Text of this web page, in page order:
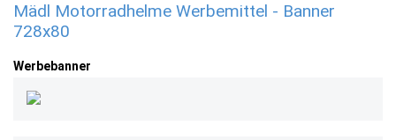
Mädl Motorradhelme Werbemittel - Banner
728x80
Werbebanner